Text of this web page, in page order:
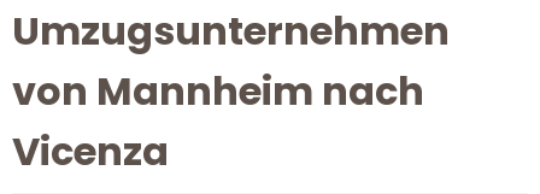
Umzugsunternehmen
von Mannheim nach
Vicenza